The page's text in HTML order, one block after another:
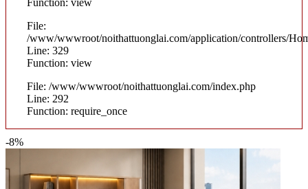
File:
/www/wwwroot/noithattuonglai.com/application/controllers/
Line: 329
Function: view
File: /www/wwwroot/noithattuonglai.com/index.php
Line: 292
Function: require_once
-8%